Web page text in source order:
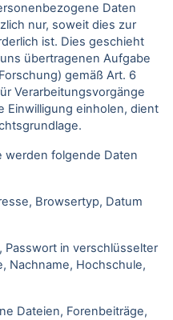
Daten
nur, soweit dies zur
ist. Dies geschieht
übertragenen Aufgabe
gemäß Art. 6
Verarbeitungsvorgänge
Einwilligung einholen, dient
werden folgende Daten
Browsertyp, Datum
Passwort in verschlüsselter
Nachname, Hochschule,
Dateien, Forenbeiträge,